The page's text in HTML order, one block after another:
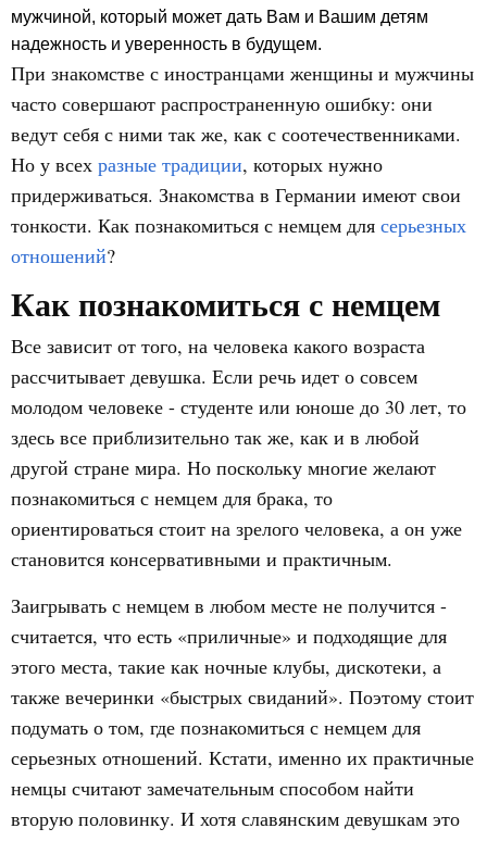
мужчиной, который может дать Вам и Вашим детям
надежность и уверенность в будущем.
При знакомстве с иностранцами женщины и мужчины
часто совершают распространенную ошибку: они
ведут себя с ними так же, как с соотечественниками.
Но у всех разные традиции, которых нужно
придерживаться. Знакомства в Германии имеют свои
тонкости. Как познакомиться с немцем для серьезных
отношений?
Как познакомиться с немцем
Все зависит от того, на человека какого возраста
рассчитывает девушка. Если речь идет о совсем
молодом человеке - студенте или юноше до 30 лет, то
здесь все приблизительно так же, как и в любой
другой стране мира. Но поскольку многие желают
познакомиться с немцем для брака, то
ориентироваться стоит на зрелого человека, а он уже
становится консервативными и практичным.
Заигрывать с немцем в любом месте не получится -
считается, что есть «приличные» и подходящие для
этого места, такие как ночные клубы, дискотеки, а
также вечеринки «быстрых свиданий». Поэтому стоит
подумать о том, где познакомиться с немцем для
серьезных отношений. Кстати, именно их практичные
немцы считают замечательным способом найти
вторую половинку. И хотя славянским девушкам это